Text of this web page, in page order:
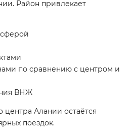
Район привлекает
по сравнению с центром и
ВНЖ
центра Алании остаётся
поездок.